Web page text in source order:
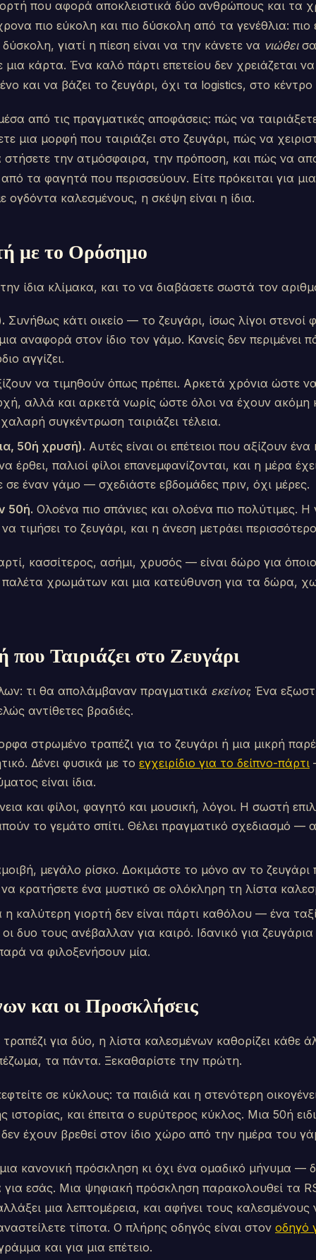
που αφορά αποκλειστικά δύο ανθρώπους και τα
πιο εύκολη και πιο δύσκολη από τα γενέθλια: πιο
δύσκολη, γιατί η πίεση είναι να την κάνετε να νιώθει
κάρτα. Ένα καλό πάρτι επετείου δεν χρειάζεται
και να βάζει το ζευγάρι, όχι τα logistics, στο
από τις πραγματικές αποφάσεις: πώς να
μια μορφή που ταιριάζει στο ζευγάρι, πώς να
στήσετε την ατμόσφαιρα, την πρόποση, και πώς να
τα φαγητά που περισσεύουν. Είτε πρόκειται για
ογδόντα καλεσμένους, η σκέψη είναι η ίδια.
με το Ορόσημο
ίδια κλίμακα, και το να διαβάσετε σωστά τον
Συνήθως κάτι οικείο — το ζευγάρι, ίσως λίγοι στενοί
αναφορά στον ίδιο τον γάμο. Κανείς δεν περιμένει
αγγίζει.
να τιμηθούν όπως πρέπει. Αρκετά χρόνια ώστε
αλλά και αρκετά νωρίς ώστε όλοι να έχουν ακόμη
συγκέντρωση ταιριάζει τέλεια.
50ή χρυσή). Αυτές είναι οι επέτειοι που αξίζουν
να έρθει, παλιοί φίλοι επανεμφανίζονται, και η μέρα
σε έναν γάμο — σχεδιάστε εβδομάδες πριν, όχι μέρες.
50ή. Ολοένα πιο σπάνιες και ολοένα πιο πολύτιμες. Η
να τιμήσει το ζευγάρι, και η άνεση μετράει
κασσίτερος, ασήμι, χρυσός — είναι δώρο για
παλέτα χρωμάτων και μια κατεύθυνση για τα δώρα,
Ταιριάζει στο Ζευγάρι
τι θα απολάμβαναν πραγματικά εκείνοι; Ένα
αντίθετες βραδιές.
στρωμένο τραπέζι για το ζευγάρι ή μια μικρή
Δένει φυσικά με το εγχειρίδιο για το δείπνο-πάρτι
είναι ίδια.
και φίλοι, φαγητό και μουσική, λόγοι. Η σωστή
το γεμάτο σπίτι. Θέλει πραγματικό σχεδιασμό
μεγάλο ρίσκο. Δοκιμάστε το μόνο αν το ζευγάρι
να κρατήσετε ένα μυστικό σε ολόκληρη τη λίστα
καλύτερη γιορτή δεν είναι πάρτι καθόλου — ένα
δυο τους ανέβαλλαν για καιρό. Ιδανικό για
να φιλοξενήσουν μία.
και οι Προσκλήσεις
για δύο, η λίστα καλεσμένων καθορίζει
τα πάντα. Ξεκαθαρίστε την πρώτη.
σε κύκλους: τα παιδιά και η στενότερη
και έπειτα ο ευρύτερος κύκλος. Μια 50ή
έχουν βρεθεί στον ίδιο χώρο από την ημέρα του
κανονική πρόσκληση κι όχι ένα ομαδικό μήνυμα —
για εσάς. Μια ψηφιακή πρόσκληση παρακολουθεί τα
μια λεπτομέρεια, και αφήνει τους
τίποτα. Ο πλήρης οδηγός είναι στον οδηγό
και για μια επέτειο.